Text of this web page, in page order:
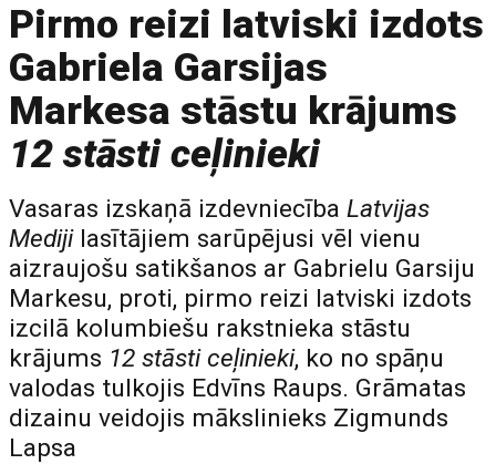
Pirmo reizi latviski izdots
Gabriela Garsijas
Markesa stāstu krājums
12 stāsti ceļinieki
Vasaras izskaņā izdevniecībaLatvijas
Medijilasītājiem sarūpējusi vēl vienu
aizraujošu satikšanos ar Gabrielu Garsiju
Markesu, proti, pirmo reizi latviski izdots
izcilā kolumbiešu rakstnieka stāstu
krājums 12 stāsti ceļinieki, ko no spāņu
valodas tulkojis Edvīns Raups. Grāmatas
dizainu veidojis mākslinieks Zigmunds
Lapsa